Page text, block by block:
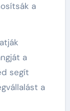
a
a
segít
a